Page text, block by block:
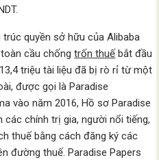
quyền sở hữu của Alibaba
toàn cầu chốngtrốn thuếbắt đầu
triệu tài liệu đã bị rò rỉ từ một
được gọi là Paradise
vào năm 2016, Hồ sơ Paradise
chính trị gia, người nổi tiếng,
thuế bằng cách đăng ký các
đường thuế. Paradise Papers